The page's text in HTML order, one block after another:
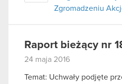
Zgromadzeniu
Raport bieżący nr
24 maja 2016
Temat: Uchwały podjęte